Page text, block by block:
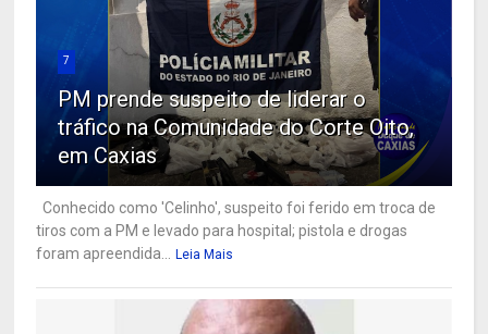
7
PM prende suspeito de liderar o
tráfico na Comunidade do Corte Oito,
em Caxias
Conhecido como 'Celinho', suspeito foi ferido em troca de
tiros com a PM e levado para hospital; pistola e drogas
foram apreendida...
Leia Mais